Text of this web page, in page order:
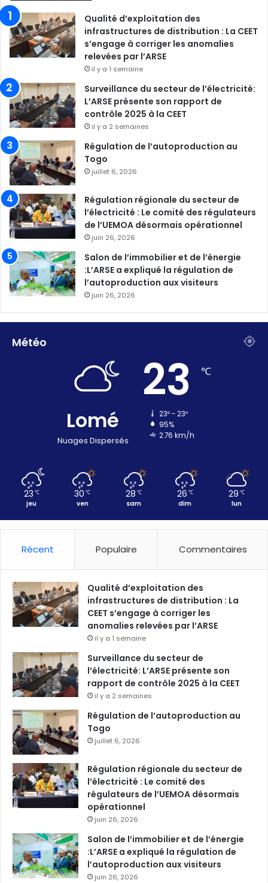
Qualité d’exploitation des
infrastructures de distribution : La CEET
s’engage à corriger les anomalies
relevées par l’ARSE
il y a 1 semaine
Surveillance du secteur de l’électricité:
L’ARSE présente son rapport de
contrôle 2025 à la CEET
il y a 2 semaines
Régulation de l’autoproduction au
Togo
juillet 6, 2026
Régulation régionale du secteur de
l’électricité : Le comité des régulateurs
de l’UEMOA désormais opérationnel
juin 26, 2026
Salon de l’immobilier et de l’énergie
:L’ARSE a expliqué la régulation de
l’autoproduction aux visiteurs
juin 26, 2026
Météo
Lomé
Nuages Dispersés
23 ℃
23º - 23º
95%
2.76 km/h
23 ℃
jeu
30 ℃
ven
28 ℃
sam
26 ℃
dim
29 ℃
lun
Récent Populaire Commentaires
Qualité d’exploitation des
infrastructures de distribution : La
CEET s’engage à corriger les
anomalies relevées par l’ARSE
il y a 1 semaine
Surveillance du secteur de
l’électricité: L’ARSE présente son
rapport de contrôle 2025 à la CEET
il y a 2 semaines
Régulation de l’autoproduction au
Togo
juillet 6, 2026
Régulation régionale du secteur de
l’électricité : Le comité des
régulateurs de l’UEMOA désormais
opérationnel
juin 26, 2026
Salon de l’immobilier et de l’énergie
:L’ARSE a expliqué la régulation de
l’autoproduction aux visiteurs
juin 26, 2026